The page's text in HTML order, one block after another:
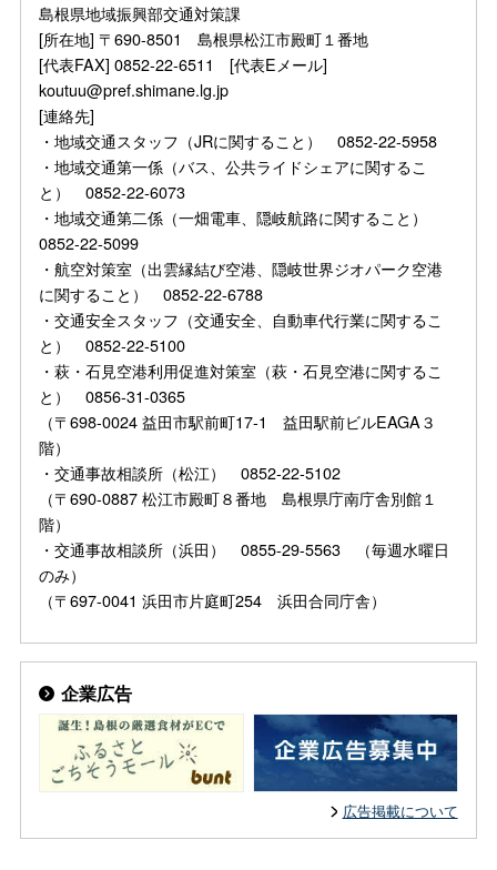
島根県地域振興部交通対策課
[所在地] 〒690-8501 島根県松江市殿町１番地
[代表FAX] 0852-22-6511 [代表Eメール]
koutuu@pref.shimane.lg.jp
[連絡先]
・地域交通スタッフ（JRに関すること） 0852-22-5958
・地域交通第一係（バス、公共ライドシェアに関するこ
と） 0852-22-6073
・地域交通第二係（一畑電車、隠岐航路に関すること）
0852-22-5099
・航空対策室（出雲縁結び空港、隠岐世界ジオパーク空港
に関すること） 0852-22-6788
・交通安全スタッフ（交通安全、自動車代行業に関するこ
と） 0852-22-5100
・萩・石見空港利用促進対策室（萩・石見空港に関するこ
と） 0856-31-0365
（〒698-0024 益田市駅前町17-1 益田駅前ビルEAGA３
階）
・交通事故相談所（松江） 0852-22-5102
（〒690-0887 松江市殿町８番地 島根県庁南庁舎別館１
階）
・交通事故相談所（浜田） 0855-29-5563 （毎週水曜日
のみ）
（〒697-0041 浜田市片庭町254 浜田合同庁舎）
企業広告
広告掲載について